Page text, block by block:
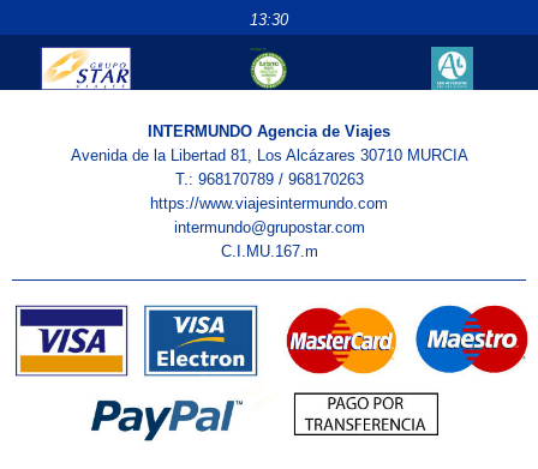
13:30
INTERMUNDO Agencia de Viajes
Avenida de la Libertad 81, Los Alcázares 30710 MURCIA
T.: 968170789 / 968170263
https://www.viajesintermundo.com
intermundo@grupostar.com
C.I.MU.167.m